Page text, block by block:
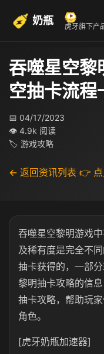
奶瓶 虎牙旗下产
吞噬星空黎
空抽卡流程
📅 04/17/2023
👁 4.9k 阅读
🏷 游戏攻略
← 返回资讯列表 👉 点
吞噬星空黎明游戏
及稀有度是完全不
抽卡获得的，一部
黎明抽卡攻略的信
抽卡攻略，帮助玩
角色。
[虎牙奶瓶加速器]